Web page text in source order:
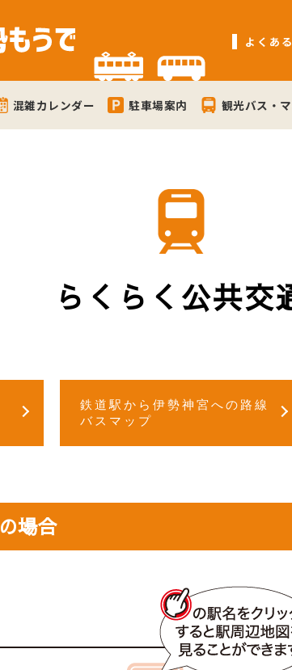
よくあ
混雑カレンダー 駐車場案内 観光バス・
らくらく公共交
鉄道駅から伊勢神宮への路線
バスマップ
場合